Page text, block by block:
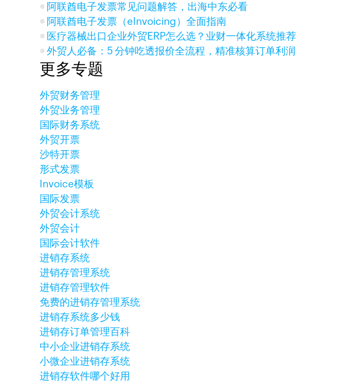
阿联酋电子发票常见问题解答，出海中东必看
阿联酋电子发票（eInvoicing）全面指南
医疗器械出口企业外贸ERP怎么选？业财一体化系统推荐
外贸人必备：5 分钟吃透报价全流程，精准核算订单利润
更多专题
外贸财务管理
外贸业务管理
国际财务系统
外贸开票
沙特开票
形式发票
Invoice模板
国际发票
外贸会计系统
外贸会计
国际会计软件
进销存系统
进销存管理系统
进销存管理软件
免费的进销存管理系统
进销存系统多少钱
进销存订单管理百科
中小企业进销存系统
小微企业进销存系统
进销存软件哪个好用